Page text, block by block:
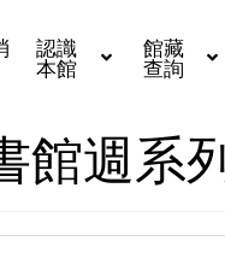
認識
本館
館藏
查詢
館週系